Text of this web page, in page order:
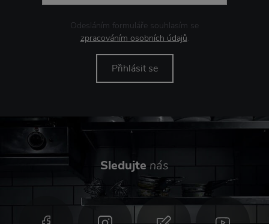
Odesláním formuláře souhlasím se
zpracováním osobních údajů.
Přihlásit se
Sledujte nás